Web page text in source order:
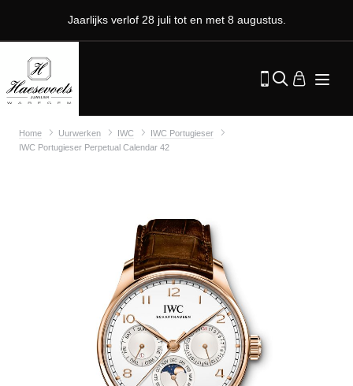
Jaarlijks verlof 28 juli tot en met 8 augustus.
Home Uurwerken IWC
IWC Portugieser
IWC Portugieser Perpetual Calendar 42